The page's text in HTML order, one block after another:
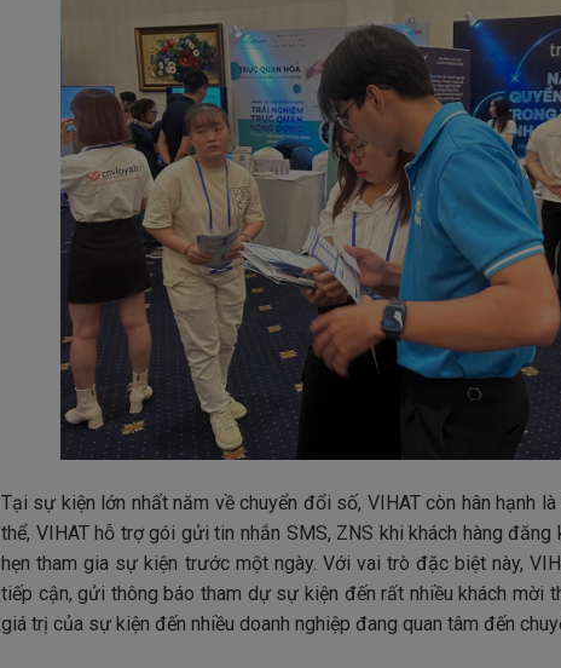
Tại sự kiện lớn nhất năm về chuyển đổi số, VIHAT còn hân hạnh
thể, VIHAT hỗ trợ gói gửi tin nhắn SMS, ZNS khi khách hàng
hẹn tham gia sự kiện trước một ngày. Với vai trò đặc biệt này,
tiếp cận, gửi thông báo tham dự sự kiện đến rất nhiều khách mời
giá trị của sự kiện đến nhiều doanh nghiệp đang quan tâm đến